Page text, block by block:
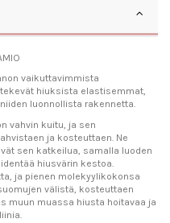
vaikuttavimmista
hiuksista elastisemmat,
luonnollista rakennetta.
vahvin kuitu, ja sen
ja kosteuttaen. Ne
sen katkeilua, samalla luoden
hiusvärin kestoa.
ja pienen molekyylikokonsa
välistä, kosteuttaen
muun muassa hiusta hoitavaa ja